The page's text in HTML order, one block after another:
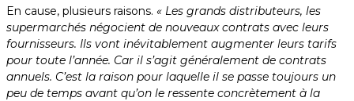
En cause, plusieurs raisons. « Les grands distributeurs, les
supermarchés négocient de nouveaux contrats avec leurs
fournisseurs. Ils vont inévitablement augmenter leurs tarifs
pour toute l’année. Car il s’agit généralement de contrats
annuels. C’est la raison pour laquelle il se passe toujours un
peu de temps avant qu’on le ressente concrètement à la